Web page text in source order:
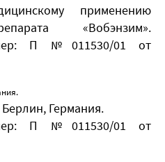
применению
«Вобэнзим».
П №011530/01 от
Германия.
П №011530/01 от